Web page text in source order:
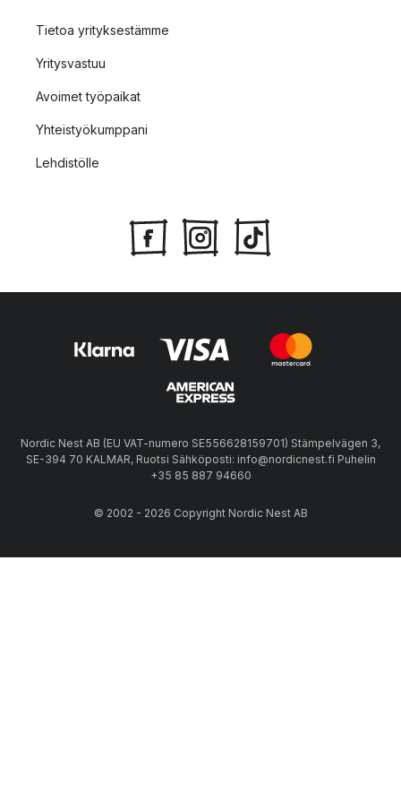
Tietoa yrityksestämme
Yritysvastuu
Avoimet työpaikat
Yhteistyökumppani
Lehdistölle
Nordic Nest AB (EU VAT-numero SE556628159701) Stämpelvägen 3,
SE-394 70 KALMAR, Ruotsi Sähköposti: info@nordicnest.fi Puhelin
+35 85 887 94660
© 2002 - 2026 Copyright Nordic Nest AB